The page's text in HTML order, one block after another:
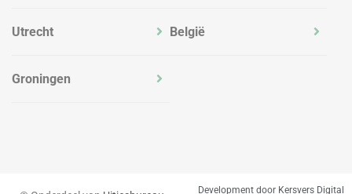
Utrecht
Groningen
België
Development door Kersvers Digital